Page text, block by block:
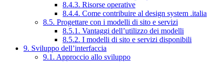
8.4.3. Risorse operative
8.4.4. Come contribuire al design system .italia
8.5. Progettare con i modelli di sito e servizi
8.5.1. Vantaggi dell’utilizzo dei modelli
8.5.2. I modelli di sito e servizi disponibili
9. Sviluppo dell’interfaccia
9.1. Approccio allo sviluppo